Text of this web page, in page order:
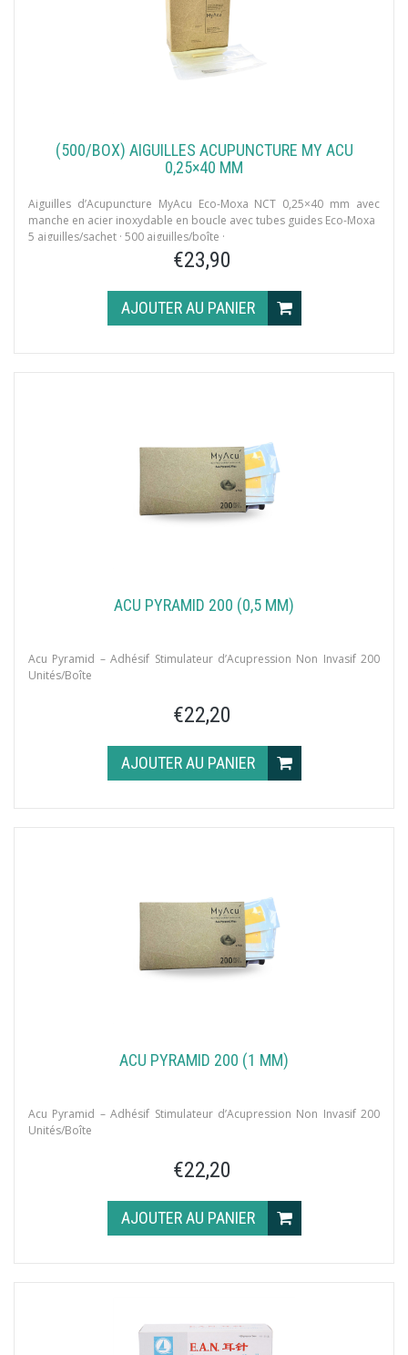
(500/BOX) AIGUILLES ACUPUNCTURE MY ACU
0,25×40 MM
Aiguilles d’Acupuncture MyAcu Eco-Moxa NCT 0,25×40 mm avec
manche en acier inoxydable en boucle avec tubes guides Eco-Moxa
5 aiguilles/sachet · 500 aiguilles/boîte ·
€23,90
AJOUTER AU PANIER
ACU PYRAMID 200 (0,5 MM)
Acu Pyramid – Adhésif Stimulateur d’Acupression Non Invasif 200
Unités/Boîte
€22,20
AJOUTER AU PANIER
ACU PYRAMID 200 (1 MM)
Acu Pyramid – Adhésif Stimulateur d’Acupression Non Invasif 200
Unités/Boîte
€22,20
AJOUTER AU PANIER